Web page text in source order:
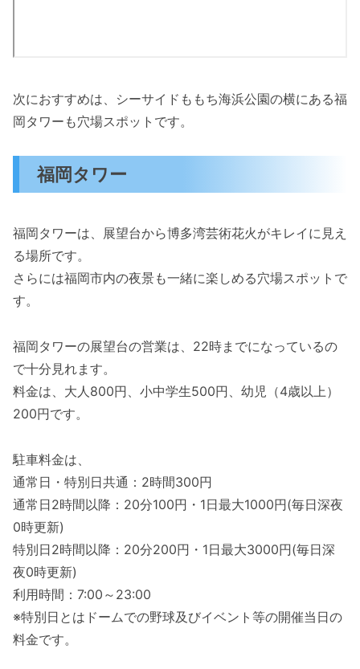
次におすすめは、シーサイドももち海浜公園の横にある福
岡タワーも穴場スポットです。
福岡タワー
福岡タワーは、展望台から博多湾芸術花火がキレイに見え
る場所です。
さらには福岡市内の夜景も一緒に楽しめる穴場スポットで
す。
福岡タワーの展望台の営業は、22時までになっているの
で十分見れます。
料金は、大人800円、小中学生500円、幼児（4歳以上）
200円です。
駐車料金は、
通常日・特別日共通：2時間300円
通常日2時間以降：20分100円・1日最大1000円(毎日深夜
0時更新)
特別日2時間以降：20分200円・1日最大3000円(毎日深
夜0時更新)
利用時間：7:00～23:00
※特別日とはドームでの野球及びイベント等の開催当日の
料金です。